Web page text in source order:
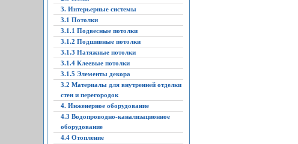
3. Интерьерные системы
3.1 Потолки
3.1.1 Подвесные потолки
3.1.2 Подшивные потолки
3.1.3 Натяжные потолки
3.1.4 Клеевые потолки
3.1.5 Элементы декора
3.2 Материалы для внутренней отделки
стен и перегородок
4. Инженерное оборудование
4.3 Водопроводно-канализационное
оборудование
4.4 Отопление